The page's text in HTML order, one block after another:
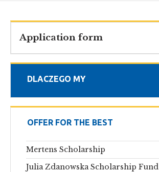
DLACZEGO MY
OFFER FOR THE BEST
Mertens Scholarship
Julia Zdanowska Scholarship Fund
Application form